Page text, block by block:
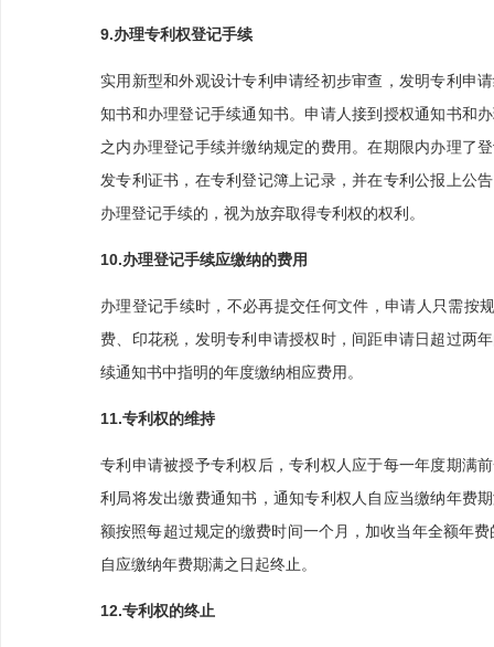
9.办理专利权登记手续
实用新型和外观设计专利申请经初步审查，发明专利申
知书和办理登记手续通知书。申请人接到授权通知书和
之内办理登记手续并缴纳规定的费用。在期限内办理了
发专利证书，在专利登记簿上记录，并在专利公报上公
办理登记手续的，视为放弃取得专利权的权利。
10.办理登记手续应缴纳的费用
办理登记手续时，不必再提交任何文件，申请人只需按
费、印花税，发明专利申请授权时，间距申请日超过两
续通知书中指明的年度缴纳相应费用。
11.专利权的维持
专利申请被授予专利权后，专利权人应于每一年度期满
利局将发出缴费通知书，通知专利权人自应当缴纳年费
额按照每超过规定的缴费时间一个月，加收当年全额年
自应缴纳年费期满之日起终止。
12.专利权的终止